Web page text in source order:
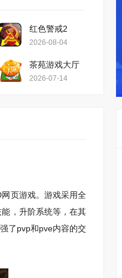
红色警戒2
2026-08-04
茶苑游戏大厅
2026-07-14
页游戏。游戏采用全
，升阶系统等，在其
了pvp和pve内容的交